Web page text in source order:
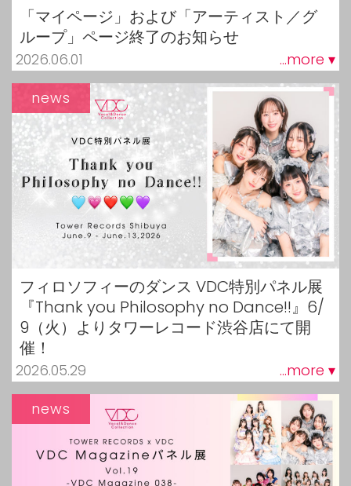
「マイページ」および「アーティスト／グ
ループ」ページ終了のお知らせ
2026.06.01 ...more ▾
フィロソフィーのダンス VDC特別パネル展
『Thank you Philosophy no Dance!!』6/
9（火）よりタワーレコード渋谷店にて開
催！
2026.05.29 ...more ▾
news
news